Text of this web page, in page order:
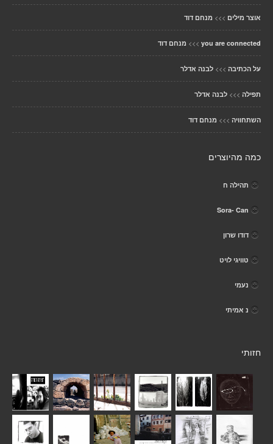
אוצר מילים >>> מנחם דוד
you are connected
>>> מנחם דוד
על הכתיבה >>> לבנה אדלר
תפילה >>> לבנה אדלר
השתחוויה >>> מנחם דוד
כמה מהיוצרים
תהילה ח
Sora- Can
דודו שרון
טוויגי לויט
נעמי
נ אמיתי
חזותי